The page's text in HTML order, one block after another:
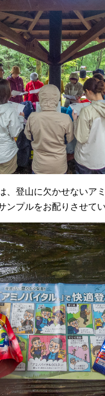
、登山に欠かせないア
ンプルをお配りさせて